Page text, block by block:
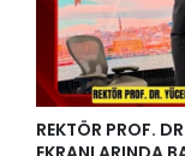
REKTÖR PROF.